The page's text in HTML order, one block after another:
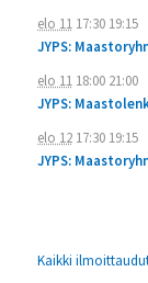
elo 1117:30 19:15
JYPS:
elo 1118:00 21:00
JYPS:
elo 1217:30 19:15
JYPS:
Kaikki